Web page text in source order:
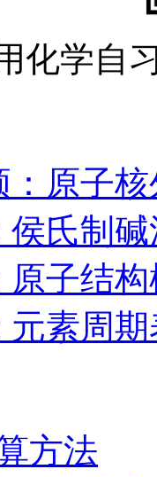
化学自
：原子
侯氏制
原子结
素周
方法